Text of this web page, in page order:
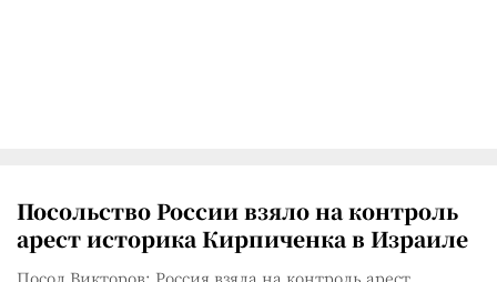
Посольство России взяло на контроль
арест историка Кирпиченка в Израиле
Посол Викторов: Россия взяла на контроль арест